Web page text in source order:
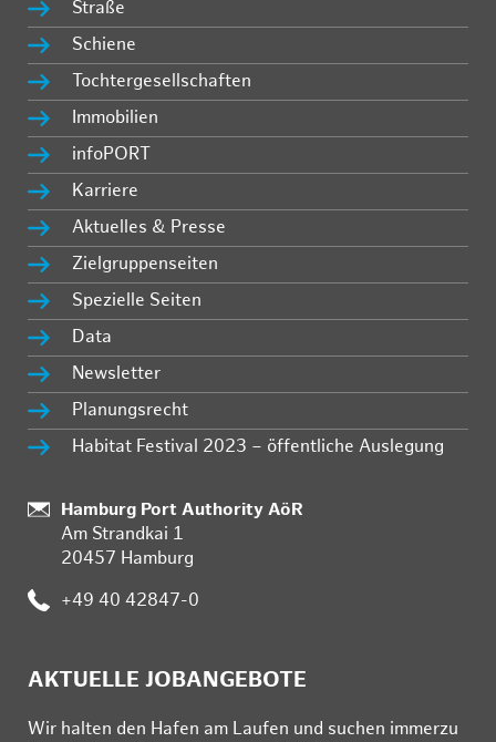
Straße
Schiene
Tochtergesellschaften
Immobilien
infoPORT
Karriere
Aktuelles & Presse
Zielgruppenseiten
Spezielle Seiten
Data
Newsletter
Planungsrecht
Habitat Festival 2023 – öffentliche Auslegung
Standort:
Hamburg Port Authority AöR
Am Strandkai 1
20457 Hamburg
Telefon:
+49 40 42847-0
AKTUELLE JOBANGEBOTE
Wir hal­ten den Ha­fen am Lau­fen und su­chen im­mer­zu